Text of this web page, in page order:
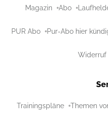
Magazin Abo
PUR Abo Pur-Abo hier
Widerruf
Trainingspläne Themen